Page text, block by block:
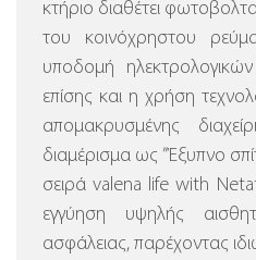
κτήριο διαθέτει
του κοινόχρηστου
υποδομή
επίσης και η χρήση
απομακρυσμένης
διαμέρισμα ως ”Έξυπνο
σειρά valena life with
εγγύηση υψηλής
ασφάλειας, παρέχοντας